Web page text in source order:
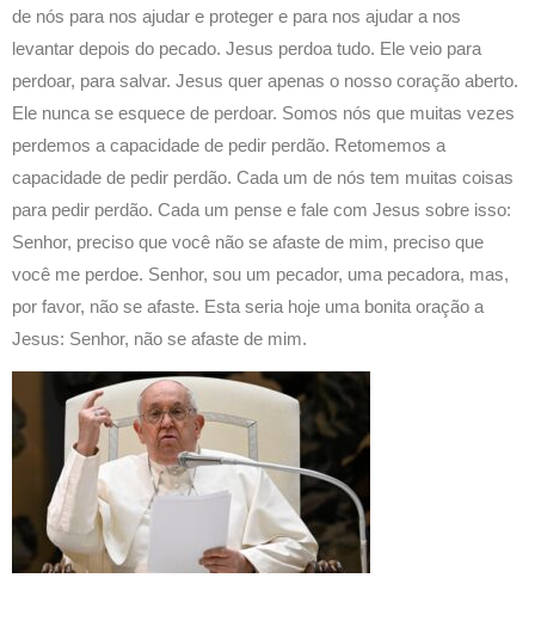
de nós para nos ajudar e proteger e para nos ajudar a nos
levantar depois do pecado. Jesus perdoa tudo. Ele veio para
perdoar, para salvar. Jesus quer apenas o nosso coração aberto.
Ele nunca se esquece de perdoar. Somos nós que muitas vezes
perdemos a capacidade de pedir perdão. Retomemos a
capacidade de pedir perdão. Cada um de nós tem muitas coisas
para pedir perdão. Cada um pense e fale com Jesus sobre isso:
Senhor, preciso que você não se afaste de mim, preciso que
você me perdoe. Senhor, sou um pecador, uma pecadora, mas,
por favor, não se afaste. Esta seria hoje uma bonita oração a
Jesus: Senhor, não se afaste de mim.